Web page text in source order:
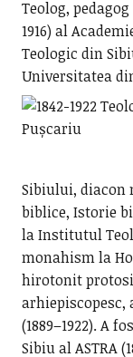
Teolog,
1916) al
Teologic din
Universitatea
Sibiului, diacon
biblice, Istorie
la Institutul
monahism la
hirotonit
(1889–1922). A
Sibiu al ASTRA